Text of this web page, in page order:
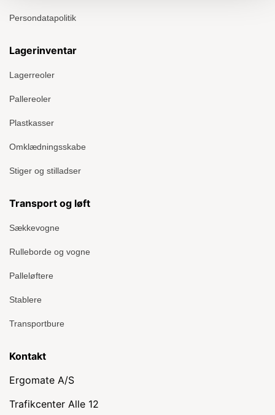
Persondatapolitik
Lagerinventar
Lagerreoler
Pallereoler
Plastkasser
Omklædningsskabe
Stiger og stilladser
Transport og løft
Sækkevogne
Rulleborde og vogne
Palleløftere
Stablere
Transportbure
Kontakt
Ergomate A/S
Trafikcenter Alle 12